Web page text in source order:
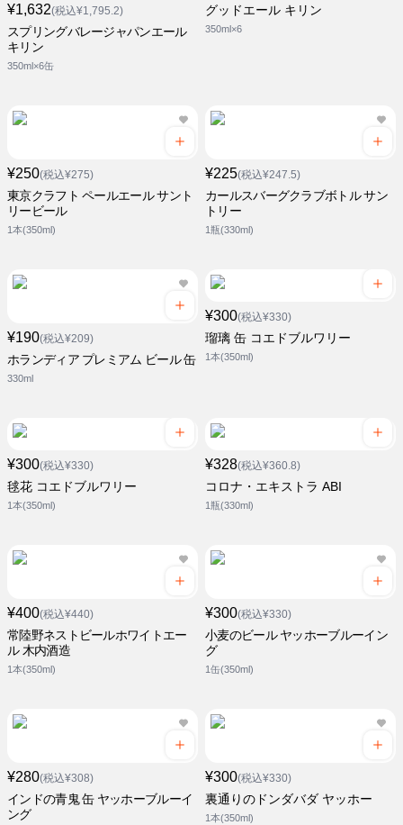
¥1,632(税込¥1,795.2)
スプリングバレージャパンエール
キリン
350ml×6缶
グッドエール キリン
350ml×6
¥250(税込¥275)
東京クラフト ペールエール サント
リービール
1本(350ml)
¥225(税込¥247.5)
カールスバーグクラブボトル サン
トリー
1瓶(330ml)
¥190(税込¥209)
ホランディア プレミアム ビール 缶
330ml
¥300(税込¥330)
瑠璃 缶 コエドブルワリー
1本(350ml)
¥300(税込¥330)
毬花 コエドブルワリー
1本(350ml)
¥328(税込¥360.8)
コロナ・エキストラ ABI
1瓶(330ml)
¥400(税込¥440)
常陸野ネストビールホワイトエー
ル 木内酒造
1本(350ml)
¥300(税込¥330)
小麦のビール ヤッホーブルーイン
グ
1缶(350ml)
¥280(税込¥308)
インドの青鬼 缶 ヤッホーブルーイ
ング
¥300(税込¥330)
裏通りのドンダバダ ヤッホー
1本(350ml)